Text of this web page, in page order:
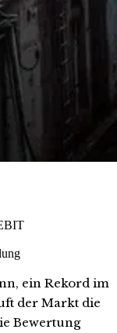
ein Rekord im
der Markt die
Bewertung